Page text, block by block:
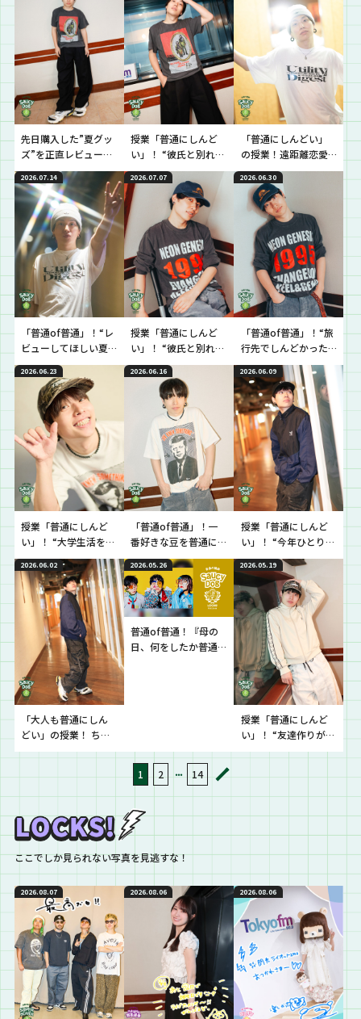
先日購入した”夏グッ
ズ”を正直レビューし
ていきました！
授業「普通にしんど
い」！ “彼氏と別れる
か悩んでいてしんど
い”という生徒に逆電
「普通にしんどい」
の授業！遠距離恋愛
でモヤモヤしていて、
しんどい…という生徒
のに逆電
2026.07.14
「普通of普通」！“レ
ビューしてほしい夏
グッズ”を普通に教え
て！
2026.07.07
授業「普通にしんど
い」！ “彼氏と別れる
か悩んでいてしんど
い”という生徒に逆電
2026.06.30
「普通of普通」！“旅
行先でしんどかった
こと”の普通を教え
て！
2026.06.23
授業「普通にしんど
い」！ “大学生活を頑
張れなくてしんどい
という”という生徒に
逆電
2026.06.16
「普通of普通」！一
番好きな豆を普通に
教えて！
2026.06.09
授業「普通にしんど
い」！ “今年ひとり暮
らしを始めるか 、年
後にひとり暮らしを
始めるか、悩んでい
てしんどい”という生
徒に逆電
2026.06.02
「大人も普通にしん
どい」の授業！ ちょ
っとだけ先輩な大人
えていきました
2026.05.26
普通of普通！『母の
日、何をしたか普通
2026.05.19
授業「普通にしんど
い」！ “友達作りが苦
手でしんどいとい
1 2 ・・・ 14
ここでしか見られない写真を見逃すな！
2026.08.07 2026.08.06 2026.08.06